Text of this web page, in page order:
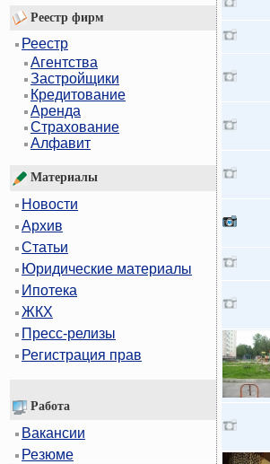
Реестр фирм
Реестр
Агентства
Застройщики
Кредитование
Аренда
Страхование
Алфавит
Материалы
Новости
Архив
Статьи
Юридические материалы
Ипотека
ЖКХ
Пресс-релизы
Регистрация прав
Работа
Вакансии
Резюме